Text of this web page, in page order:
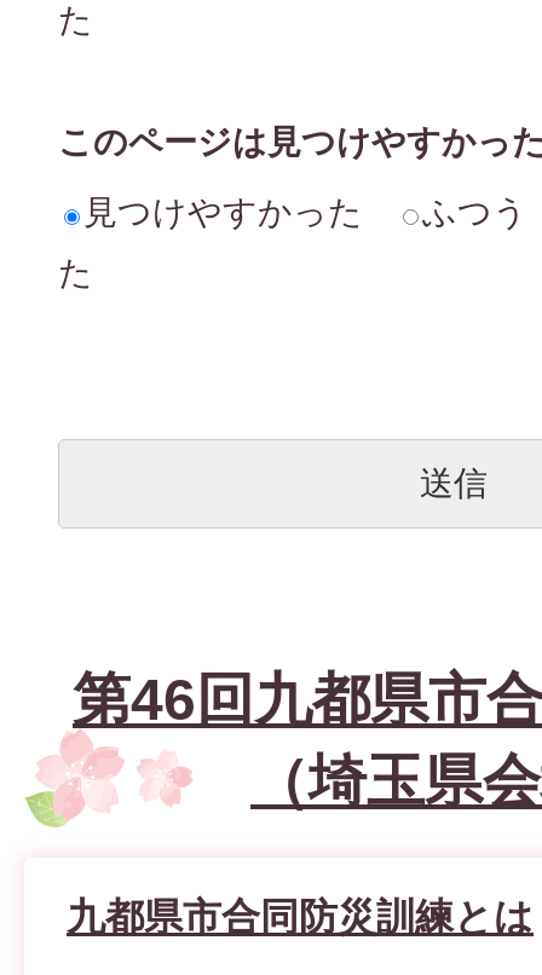
た
このページは見つけやすかっ
見つけやすかった
ふつう
た
第46回九都県市
（埼玉県
九都県市合同防災訓練とは